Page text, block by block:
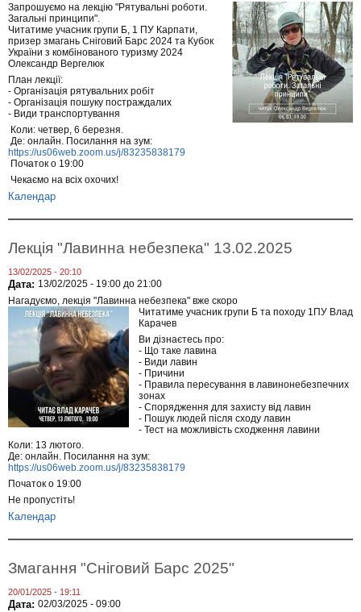
Запрошуємо на лекцію "Рятувальні роботи.
Загальні принципи".
Читатиме учасник групи Б, 1 ПУ Карпати,
призер змагань Сніговий Барс 2024 та Кубок
України з комбінованого туризму 2024
Олександр Вергелюк
План лекції:
- Організація рятувальних робіт
- Організація пошуку постраждалих
- Види транспортування
Коли: четвер, 6 березня.
Де: онлайн. Посилання на зум:
https://us06web.zoom.us/j/83235838179
Початок о 19:00
Чекаємо на всіх охочих!
Календар
Лекція "Лавинна небезпека" 13.02.2025
13/02/2025 - 20:10
Дата: 13/02/2025 - 19:00 до 21:00
Нагадуємо, лекція "Лавинна небезпека" вже скоро
Читатиме учасник групи Б та походу 1ПУ Влад
Карачев
Ви дізнаєтесь про:
- Що таке лавина
- Види лавин
- Причини
- Правила пересування в лавинонебезпечних
зонах
- Спорядження для захисту від лавин
- Пошук людей після сходу лавин
- Тест на можливість сходження лавини
Коли: 13 лютого.
Де: онлайн. Посилання на зум:
https://us06web.zoom.us/j/83235838179
Початок о 19:00
Не пропустіть!
Календар
Змагання "Сніговий Барс 2025"
20/01/2025 - 19:11
Дата: 02/03/2025 - 09:00